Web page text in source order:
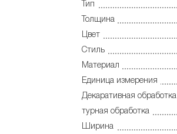
Тип
Толщина
Цвет
Стиль
Материал
Единица измерения
Декаративная обработка
турная обработка
Ширина